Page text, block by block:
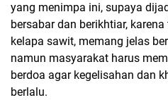
yang menimpa ini, supaya
bersabar dan berikhtiar,
kelapa sawit, memang jelas
namun masyarakat harus
berdoa agar kegelisahan dan
berlalu.